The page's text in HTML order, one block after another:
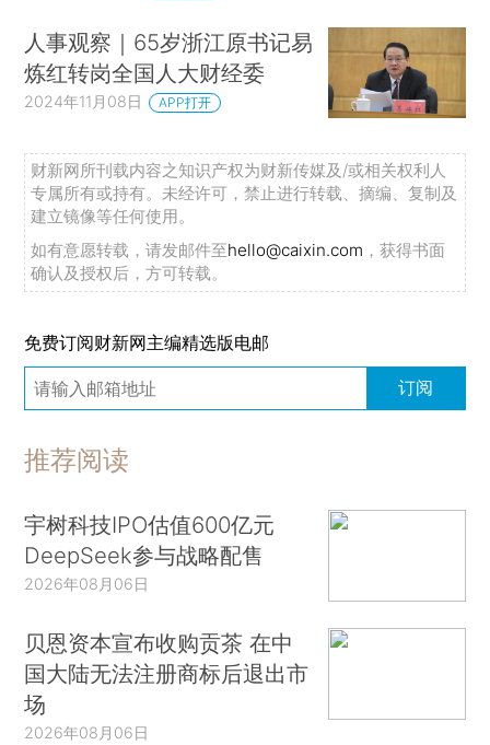
人事观察｜65岁浙江原书记易
炼红转岗全国人大财经委
2024年11月08日 APP打开
财新网所刊载内容之知识产权为财新传媒及/或相关权利人
专属所有或持有。未经许可，禁止进行转载、摘编、复制及
建立镜像等任何使用。
如有意愿转载，请发邮件至hello@caixin.com ，获得书面
确认及授权后，方可转载。
免费订阅财新网主编精选版电邮
订阅
推荐阅读
宇树科技IPO估值600亿元
DeepSeek参与战略配售
2026年08月06日
贝恩资本宣布收购贡茶 在中
国大陆无法注册商标后退出市
场
2026年08月06日